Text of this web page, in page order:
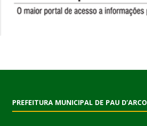
PREFEITURA MUNICIPAL DE PAU D’ARCO